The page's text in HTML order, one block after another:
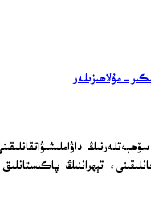
مۇلاھىزىلەر
ۋاسىتچىلەر ئارقىلىق قايتا